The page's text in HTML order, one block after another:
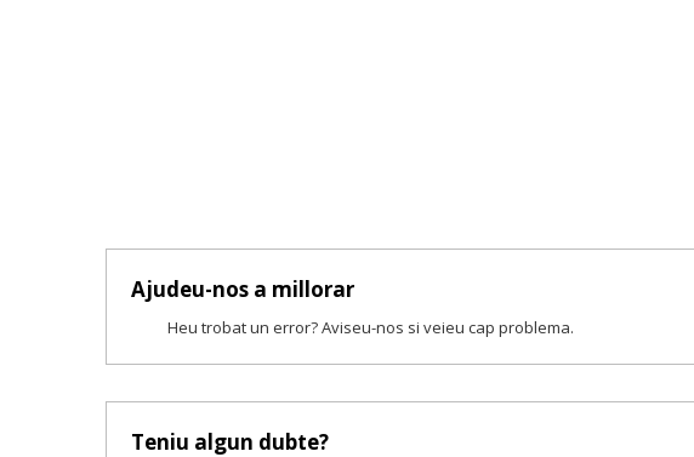
Ajudeu-nos a millorar
Heu trobat un error? Aviseu-nos si veieu cap problema.
Teniu algun dubte?